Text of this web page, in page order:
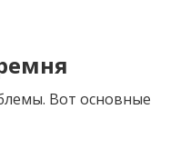
Вот основные